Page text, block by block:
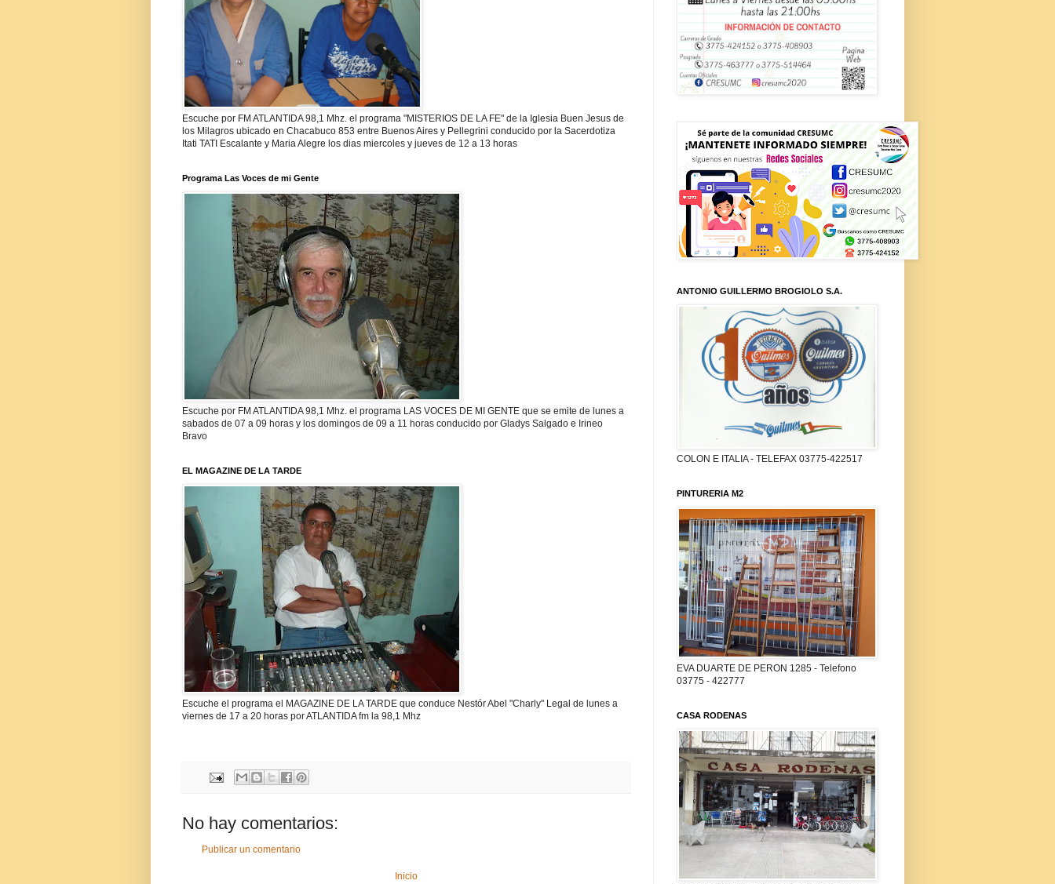
Escuche por FM ATLANTIDA 98,1 Mhz. el programa "MISTERIOS DE LA FE" de la Iglesia Buen Jesus de
los Milagros ubicado en Chacabuco 853 entre Buenos Aires y Pellegrini conducido por la Sacerdotiza
Itati TATI Escalante y Maria Alegre los dias miercoles y jueves de 12 a 13 horas
Programa Las Voces de mi Gente
Escuche por FM ATLANTIDA 98,1 Mhz. el programa LAS VOCES DE MI GENTE que se emite de lunes a
sabados de 07 a 09 horas y los domingos de 09 a 11 horas conducido por Gladys Salgado e Irineo
Bravo
EL MAGAZINE DE LA TARDE
Escuche el programa el MAGAZINE DE LA TARDE que conduce Nestór Abel "Charly" Legal de lunes a
viernes de 17 a 20 horas por ATLANTIDA fm la 98,1 Mhz
No hay comentarios:
Publicar un comentario
Inicio
ANTONIO GUILLERMO BROGIOLO S.A.
COLON E ITALIA - TELEFAX 03775-422517
PINTURERIA M2
EVA DUARTE DE PERON 1285 - Telefono
03775 - 422777
CASA RODENAS